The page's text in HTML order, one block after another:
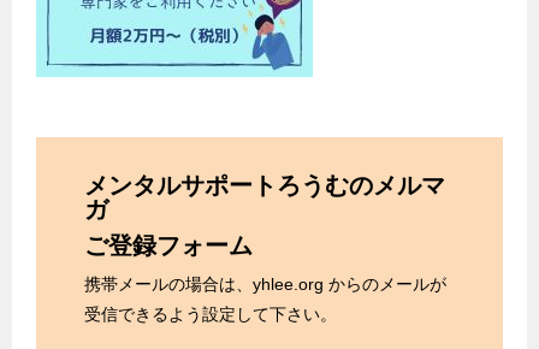
メンタルサポートろうむのメルマ
ガ
ご登録フォーム
携帯メールの場合は、yhlee.org からのメールが
受信できるよう設定して下さい。